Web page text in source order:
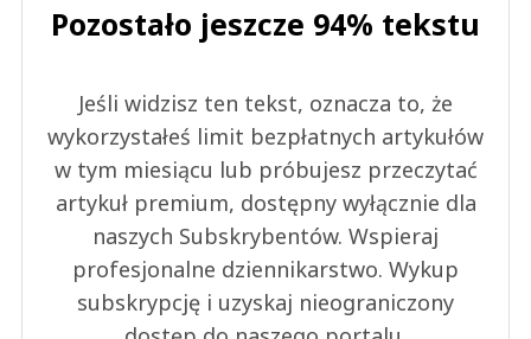
Pozostało jeszcze 94% tekstu
Jeśli widzisz ten tekst, oznacza to, że
wykorzystałeś limit bezpłatnych artykułów
w tym miesiącu lub próbujesz przeczytać
artykuł premium, dostępny wyłącznie dla
naszych Subskrybentów. Wspieraj
profesjonalne dziennikarstwo. Wykup
subskrypcję i uzyskaj nieograniczony